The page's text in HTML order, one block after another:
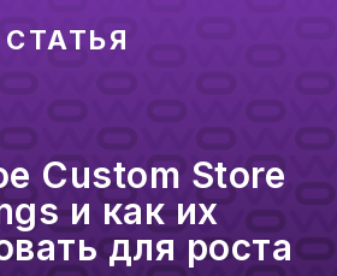
СТАТЬЯ
Custom Store
и как их
для роста